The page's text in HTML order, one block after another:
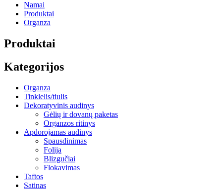
Namai
Produktai
Organza
Produktai
Kategorijos
Organza
Tinklelis/tiulis
Dekoratyvinis audinys
Gėlių ir dovanų paketas
Organzos ritinys
Apdorojamas audinys
Spausdinimas
Folija
Blizgučiai
Flokavimas
Taftos
Satinas